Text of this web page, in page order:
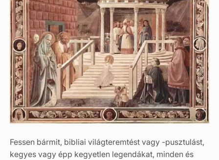
Fessen bármit, bibliai világteremtést vagy -pusztulást,
kegyes vagy épp kegyetlen legendákat, minden és